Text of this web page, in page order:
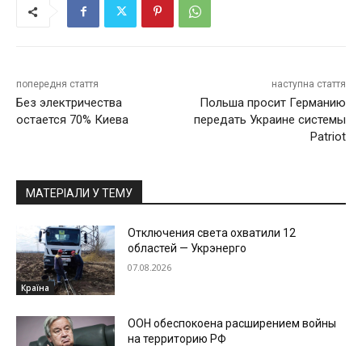
попередня стаття
Без электричества
остается 70% Киева
наступна стаття
Польша просит Германию
передать Украине системы
Patriot
МАТЕРІАЛИ У ТЕМУ
Країна
Отключения света охватили 12
областей — Укрэнерго
07.08.2026
ООН обеспокоена расширением войны
на территорию РФ